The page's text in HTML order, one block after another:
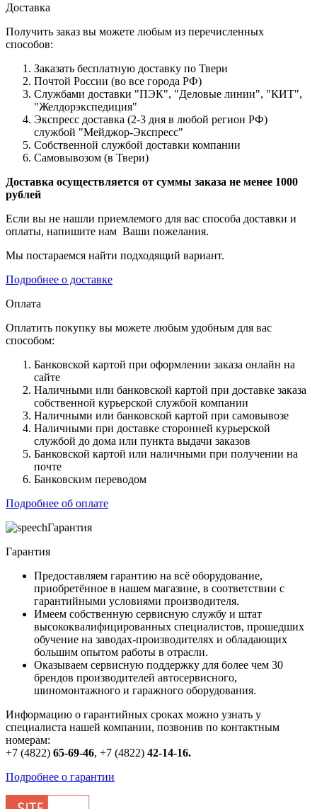
Доставка
Получить заказ вы можете любым из перечисленных
способов:
Заказать бесплатную доставку по Твери
Почтой России (во все города РФ)
Службами доставки "ПЭК", "Деловые линии", "КИТ",
"Желдорэкспедиция"
Экспресс доставка (2-3 дня в любой регион РФ)
службой "Мейджор-Экспресс"
Собственной службой доставки компании
Самовывозом (в Твери)
Доставка осуществляется от суммы заказа не менее 1000
рублей
Если вы не нашли приемлемого для вас способа доставки и
оплаты, напишите нам Ваши пожелания.
Мы постараемся найти подходящий вариант.
Подробнее о доставке
Оплата
Оплатить покупку вы можете любым удобным для вас
способом:
Банковской картой при оформлении заказа онлайн на
сайте
Наличными или банковской картой при доставке заказа
собственной курьерской службой компании
Наличными или банковской картой при самовывозе
Наличными при доставке сторонней курьерской
службой до дома или пункта выдачи заказов
Банковской картой или наличными при получении на
почте
Банковским переводом
Подробнее об оплате
Гарантия
Гарантия
Предоставляем гарантию на всё оборудование,
приобретённое в нашем магазине, в соответствии с
гарантийными условиями производителя.
Имеем собственную сервисную службу и штат
высококвалифицированных специалистов, прошедших
обучение на заводах-производителях и обладающих
большим опытом работы в отрасли.
Оказываем сервисную поддержку для более чем 30
брендов производителей автосервисного,
шиномонтажного и гаражного оборудования.
Информацию о гарантийных сроках можно узнать у
специалиста нашей компании, позвонив по контактным
номерам:
+7 (4822) 65-69-46, +7 (4822) 42-14-16.
Подробнее о гарантии